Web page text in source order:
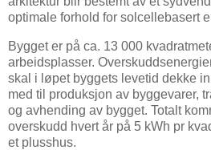
optimale forhold for solcellebasert
Bygget er på ca. 13 000
arbeidsplasser.
skal i løpet byggets levetid dekke
med til produksjon av byggevarer,
og avhending av bygget. Totalt
overskudd hvert år på 5 kWh pr
et plusshus.